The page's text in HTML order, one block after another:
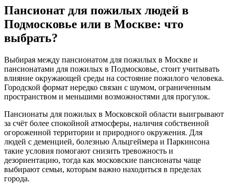
Пансионат для пожилых людей в
Подмосковье или в Москве: что
выбрать?
Выбирая между пансионатом для пожилых в Москве и
пансионатами для пожилых в Подмосковье, стоит учитывать
влияние окружающей среды на состояние пожилого человека.
Городской формат нередко связан с шумом, ограниченным
пространством и меньшими возможностями для прогулок.
Пансионаты для пожилых в Московской области выигрывают
за счёт более спокойной атмосферы, наличия собственной
огороженной территории и природного окружения. Для
людей с деменцией, болезнью Альцгеймера и Паркинсона
такие условия помогают снизить тревожность и
дезориентацию, тогда как московские пансионаты чаще
выбирают семьи, которым важно находиться в пределах
города.